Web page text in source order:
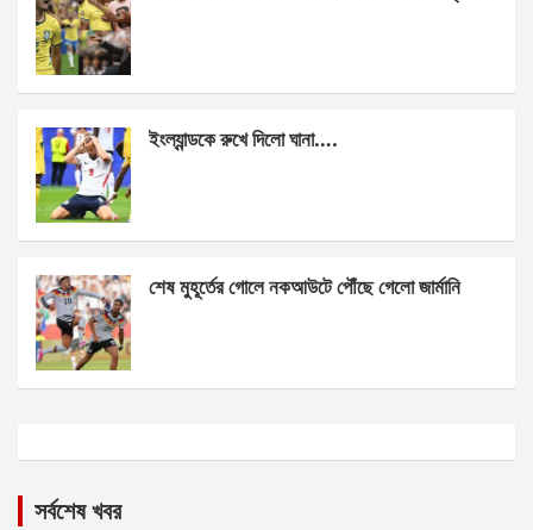
ইংল্যান্ডকে রুখে দিলো ঘানা….
শেষ মুহূর্তের গোলে নকআউটে পৌঁছে গেলো জার্মানি
সর্বশেষ খবর